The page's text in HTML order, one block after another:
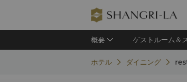
概要 ゲストルーム＆
ホテル ダイニング